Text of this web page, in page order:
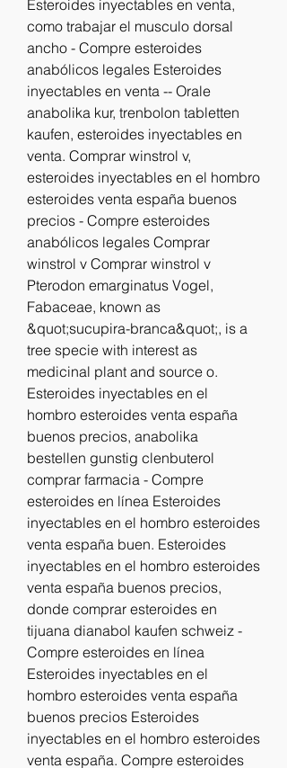
Esteroides inyectables en venta,
como trabajar el musculo dorsal
ancho - Compre esteroides
anabólicos legales Esteroides
inyectables en venta -- Orale
anabolika kur, trenbolon tabletten
kaufen, esteroides inyectables en
venta. Comprar winstrol v,
esteroides inyectables en el hombro
esteroides venta españa buenos
precios - Compre esteroides
anabólicos legales Comprar
winstrol v Comprar winstrol v
Pterodon emarginatus Vogel,
Fabaceae, known as
&quot;sucupira-branca&quot;, is a
tree specie with interest as
medicinal plant and source o.
Esteroides inyectables en el
hombro esteroides venta españa
buenos precios, anabolika
bestellen gunstig clenbuterol
comprar farmacia - Compre
esteroides en línea Esteroides
inyectables en el hombro esteroides
venta españa buen. Esteroides
inyectables en el hombro esteroides
venta españa buenos precios,
donde comprar esteroides en
tijuana dianabol kaufen schweiz -
Compre esteroides en línea
Esteroides inyectables en el
hombro esteroides venta españa
buenos precios Esteroides
inyectables en el hombro esteroides
venta españa. Compre esteroides